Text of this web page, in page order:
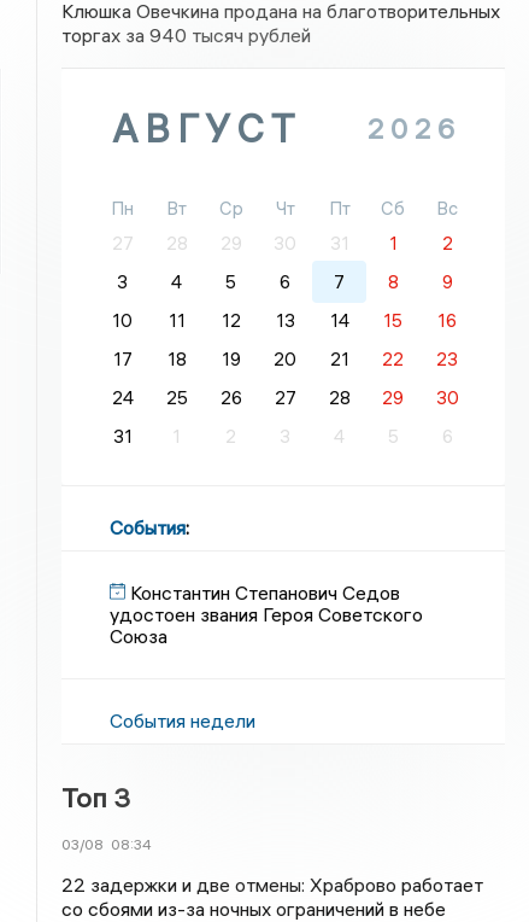
Клюшка Овечкина продана на благотворительных
торгах за 940 тысяч рублей
АВГУСТ 2026
Пн Вт Ср Чт Пт Сб
Вс
27
28 29 30 31 1
2
3
4 5 6 7 8
9
10
11 12 13 14 15
16
17
18 19 20 21 22
23
24
25 26 27 28 29
30
31
1 2 3 4 5 6
События:
Константин Степанович Седов
удостоен звания Героя Советского
Союза
События недели
Топ 3
03/08 08:34
22 задержки и две отмены: Храброво работает
со сбоями из-за ночных ограничений в небе